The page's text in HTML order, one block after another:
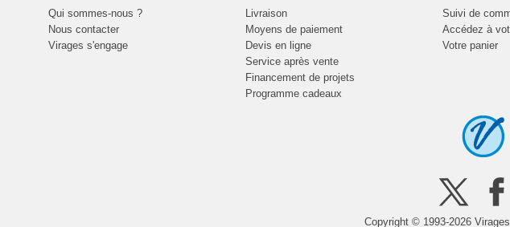
Qui sommes-nous ?
Nous contacter
Virages s'engage
Livraison
Moyens de paiement
Devis en ligne
Service après vente
Financement de projets
Programme cadeaux
Suivi de
Accédez à
Votre panier
Copyright © 1993-2026